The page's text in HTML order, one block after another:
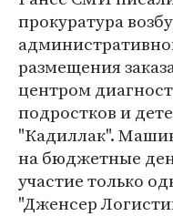
прокуратура
размещения
центром
подростков и
"Кадиллак".
на бюджетные
участие только
"Дженсер